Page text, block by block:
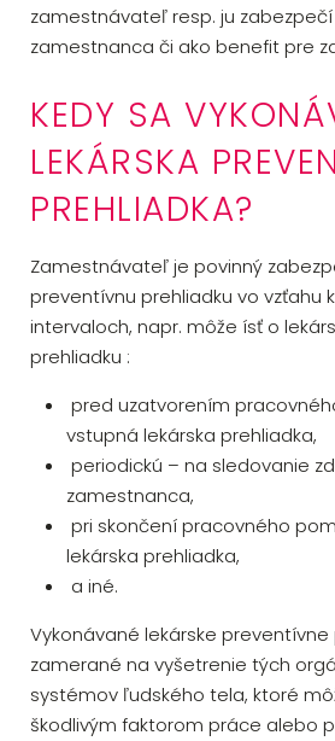
zamestnávateľ resp. ju
zamestnanca či ako benefit pre
KEDY SA
LEKÁRSKA
PREHLIADKA?
Zamestnávateľ je povinný
preventívnu prehliadku vo vzťahu
intervaloch, napr. môže ísť o
prehliadku :
pred uzatvorením
vstupná lekárska prehliadka,
periodickú – na sledovanie
zamestnanca,
pri skončení pracovného
lekárska prehliadka,
a iné.
Vykonávané lekárske preventívne
zamerané na vyšetrenie tých
systémov ľudského tela, ktoré
škodlivým faktorom práce alebo